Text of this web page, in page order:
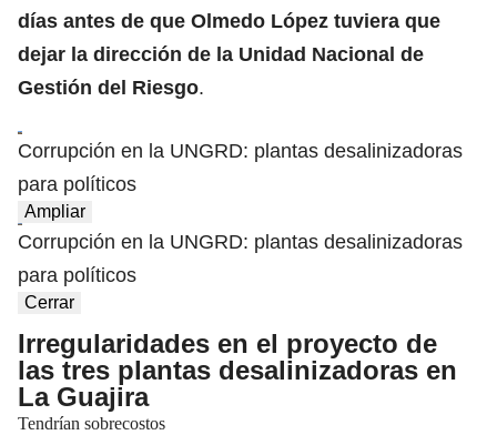
días antes de que Olmedo López tuviera que
dejar la dirección de la Unidad Nacional de
Gestión del Riesgo.
Corrupción en la UNGRD: plantas desalinizadoras
para políticos
Ampliar
Corrupción en la UNGRD: plantas desalinizadoras
para políticos
Cerrar
Irregularidades en el proyecto de
las tres plantas desalinizadoras en
La Guajira
Tendrían sobrecostos